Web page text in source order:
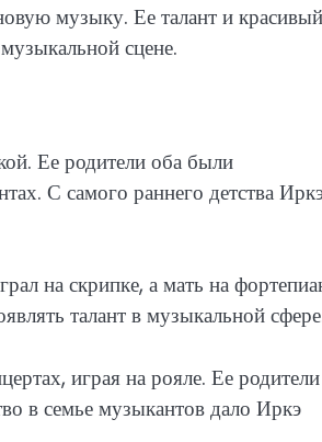
музыку. Ее талант и красивый
сцене.
Ее родители оба были
С самого раннего детства
на скрипке, а мать на
талант в музыкальной
играя на рояле. Ее родители
в семье музыкантов дало Иркэ